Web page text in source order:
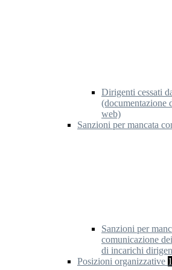
Dirigenti cessati
(documentazione
web)
Sanzioni per mancata
Sanzioni per
comunicazione
di incarichi
Posizioni organizzative 1